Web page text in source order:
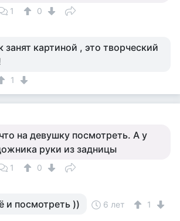
1 0
занят картиной , это творческий
1
на девушку посмотреть. А у
руки из задницы
1 0
и посмотреть )) 6 лет 1